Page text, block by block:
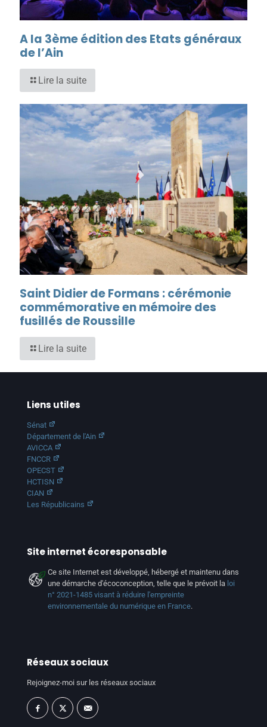
A la 3ème édition des Etats généraux
de l’Ain
Lire la suite
Saint Didier de Formans : cérémonie
commémorative en mémoire des
fusillés de Roussille
Lire la suite
Liens utiles
Sénat
Département de l'Ain
AVICCA
FNCCR
OPECST
HCTISN
CIAN
Les Républicains
Site internet écoresponsable
Ce site Internet est développé, hébergé et maintenu dans
une démarche d'écoconception, telle que le prévoit la loi
n° 2021-1485 visant à réduire l'empreinte
environnementale du numérique en France.
Réseaux sociaux
Rejoignez-moi sur les réseaux sociaux